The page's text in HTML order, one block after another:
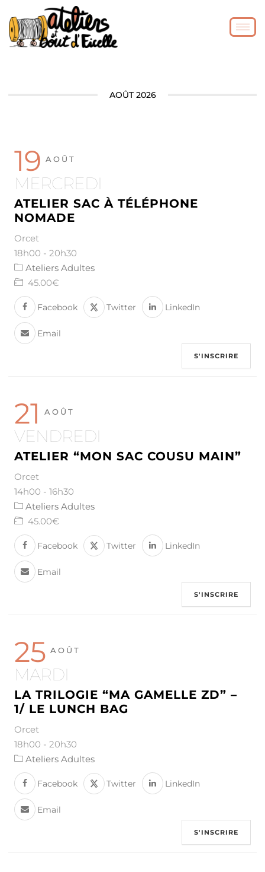
AOÛT 2026
19 AOÛT
MERCREDI
ATELIER SAC À TÉLÉPHONE
NOMADE
Orcet
18h00 -20h30
Ateliers Adultes
45.00€
Facebook Twitter LinkedIn
Email
S'INSCRIRE
21 AOÛT
VENDREDI
ATELIER “MON SAC COUSU MAIN”
Orcet
14h00 -16h30
Ateliers Adultes
45.00€
Facebook Twitter LinkedIn
Email
S'INSCRIRE
25 AOÛT
MARDI
LA TRILOGIE “MA GAMELLE ZD” –
1/ LE LUNCH BAG
Orcet
18h00 -20h30
Ateliers Adultes
Facebook Twitter LinkedIn
Email
S'INSCRIRE